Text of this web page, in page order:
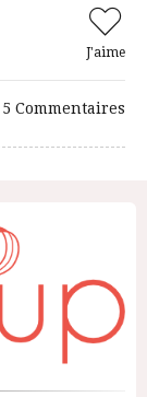
J'aime
5 Commentaires